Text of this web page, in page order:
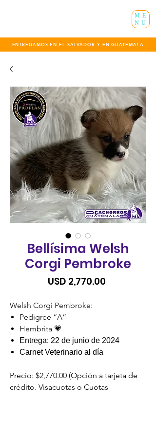
ENTREGAMOS EN EL SALVADOR Y EN GUATEMALA
ME
NU
Bellísima Welsh
Corgi Pembroke
USD 2,770.00
Welsh Corgi Pembroke:
Pedigree “A”
Hembrita 💗
Entrega: 22 de junio de 2024
Carnet Veterinario al día
Precio: $2,770.00 (Opción a tarjeta de
crédito, Visacuotas o Cuotas